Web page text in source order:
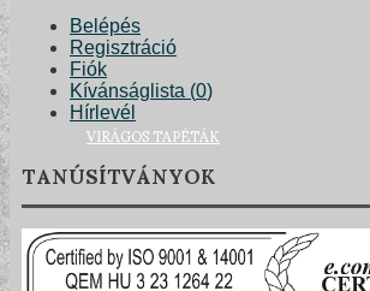
VIRÁGOS TAPÉTÁK
Belépés
Regisztráció
Fiók
Kívánságlista (0)
Hírlevél
TANÚSÍTVÁNYOK